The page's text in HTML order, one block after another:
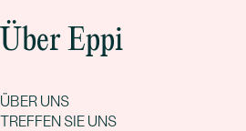
Über Eppi
ÜBER UNS
TREFFEN SIE UNS